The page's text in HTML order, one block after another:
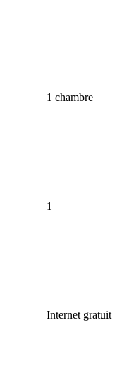
1 chambre
1
Internet gratuit